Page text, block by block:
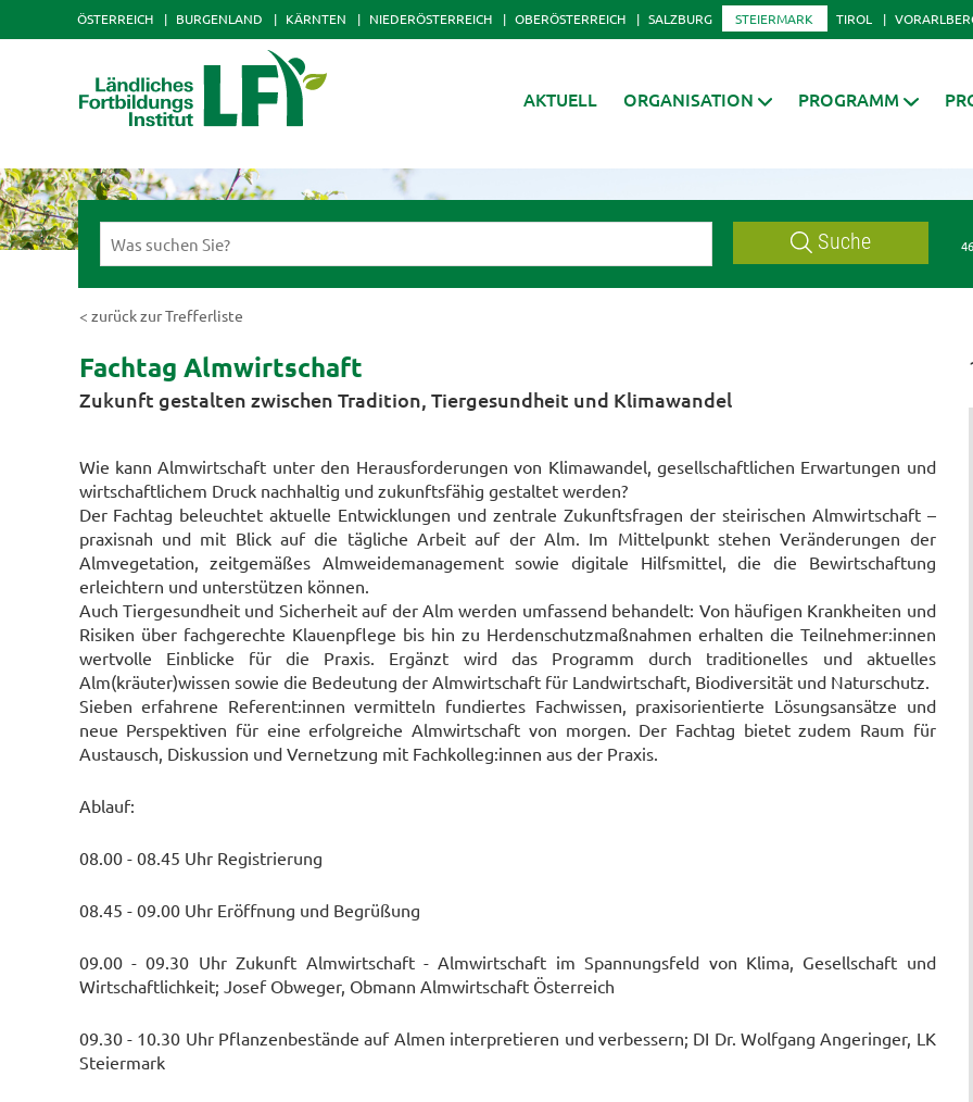
ÖSTERREICH BURGENLAND KÄRNTEN NIEDERÖSTERREICH OBERÖSTERREICH SALZBURG STEIERMARK TIROL
AKTUELL ORGANISATION PROGRAMM
Suche
< zurück zur Trefferliste
Fachtag Almwirtschaft
Zukunft gestalten zwischen Tradition, Tiergesundheit und Klimawandel
Wie kann Almwirtschaft unter den Herausforderungen von Klimawandel, gesellschaftlichen Erwartungen und
wirtschaftlichem Druck nachhaltig und zukunftsfähig gestaltet werden?
Der Fachtag beleuchtet aktuelle Entwicklungen und zentrale Zukunftsfragen der steirischen Almwirtschaft –
praxisnah und mit Blick auf die tägliche Arbeit auf der Alm. Im Mittelpunkt stehen Veränderungen der
Almvegetation, zeitgemäßes Almweidemanagement sowie digitale Hilfsmittel, die die Bewirtschaftung
erleichtern und unterstützen können.
Auch Tiergesundheit und Sicherheit auf der Alm werden umfassend behandelt: Von häufigen Krankheiten und
Risiken über fachgerechte Klauenpflege bis hin zu Herdenschutzmaßnahmen erhalten die Teilnehmer:innen
wertvolle Einblicke für die Praxis. Ergänzt wird das Programm durch traditionelles und aktuelles
Alm(kräuter)wissen sowie die Bedeutung der Almwirtschaft für Landwirtschaft, Biodiversität und Naturschutz.
Sieben erfahrene Referent:innen vermitteln fundiertes Fachwissen, praxisorientierte Lösungsansätze und
neue Perspektiven für eine erfolgreiche Almwirtschaft von morgen. Der Fachtag bietet zudem Raum für
Austausch, Diskussion und Vernetzung mit Fachkolleg:innen aus der Praxis.
Ablauf:
08.00 - 08.45 Uhr Registrierung
08.45 - 09.00 Uhr Eröffnung und Begrüßung
09.00 - 09.30 Uhr Zukunft Almwirtschaft - Almwirtschaft im Spannungsfeld von Klima, Gesellschaft und
Wirtschaftlichkeit; Josef Obweger, Obmann Almwirtschaft Österreich
09.30 - 10.30 Uhr Pflanzenbestände auf Almen interpretieren und verbessern; DI Dr. Wolfgang Angeringer, LK
Steiermark